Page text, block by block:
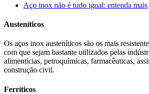
Aço inox não é tudo igual: entenda mais
Austeníticos
Os aços inox austeníticos são os mais
com que sejam bastante utilizados pelas
alimentícias, petroquímicas, farmacêuticas,
construção civil.
Ferríticos